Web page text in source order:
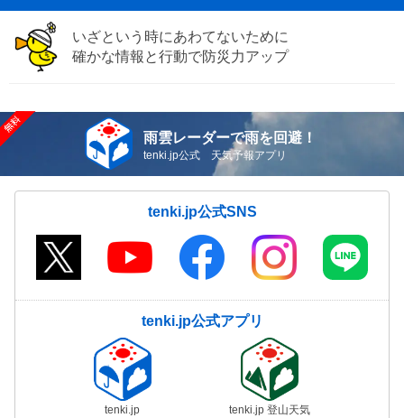
いざという時にあわてないために
確かな情報と行動で防災力アップ
雨雲レーダーで雨を回避！
tenki.jp公式 天気予報アプリ
tenki.jp公式SNS
tenki.jp公式アプリ
tenki.jp tenki.jp 登山天気